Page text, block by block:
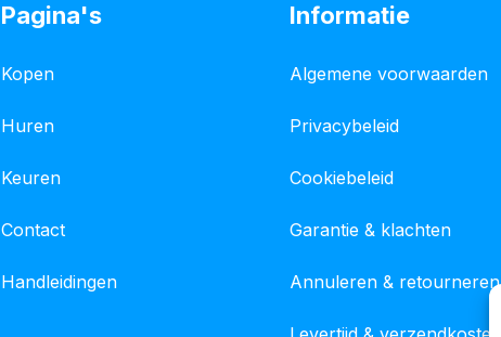
Pagina's
Kopen
Huren
Keuren
Contact
Handleidingen
Informatie
Algemene voorwaarden
Privacybeleid
Cookiebeleid
Garantie & klachten
Annuleren & retourneren